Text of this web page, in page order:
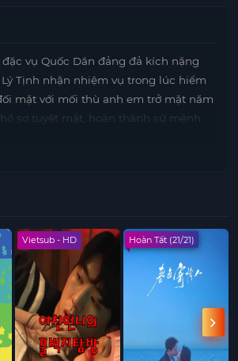
vụ Quốc Dân đảng đả kích nặng
Tịnh nhận nhiệm vụ trong lúc hiểm
mặt với mối thù anh em trở mặt năm
sơ tuyệt mật, hoàn thành sứ mệnh
Vietsub - HD Hoàn Tất (21/21)